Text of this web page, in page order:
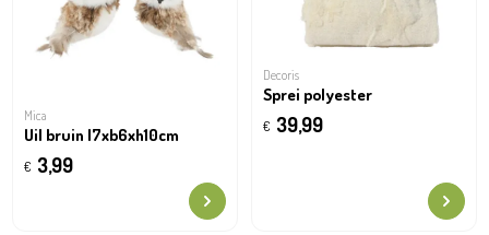
Mica
Uil bruin l7xb6xh10cm
€ 3,99
Decoris
Sprei polyester
€ 39,99